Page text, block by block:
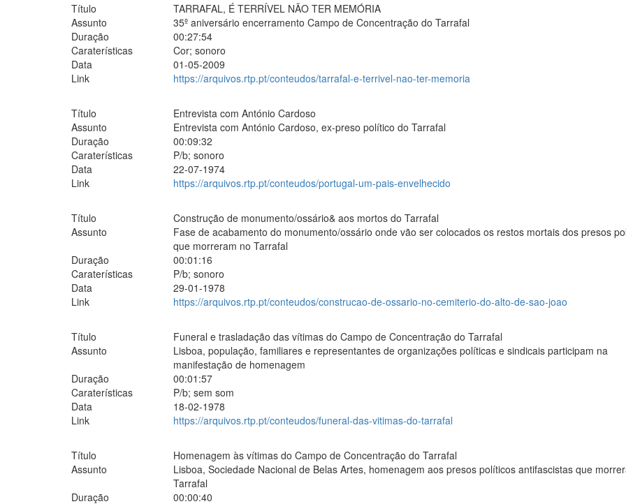
Título
TARRAFAL, É TERRÍVEL NÃO TER MEMÓRIA
Assunto
35º aniversário encerramento Campo de Concentração do Tarrafal
Duração
00:27:54
Caraterísticas
Cor; sonoro
Data
01-05-2009
Link
https://arquivos.rtp.pt/conteudos/tarrafal-e-terrivel-nao-ter-memoria
Título
Entrevista com António Cardoso
Assunto
Entrevista com António Cardoso, ex-preso político do Tarrafal
Duração
00:09:32
Caraterísticas
P/b; sonoro
Data
22-07-1974
Link
https://arquivos.rtp.pt/conteudos/portugal-um-pais-envelhecido
Título
Construção de monumento/ossário& aos mortos do Tarrafal
Assunto
Fase de acabamento do monumento/ossário onde vão ser colocados os restos mortais dos presos
que morreram no Tarrafal
Duração
00:01:16
Caraterísticas
P/b; sonoro
Data
29-01-1978
Link
https://arquivos.rtp.pt/conteudos/construcao-de-ossario-no-cemiterio-do-alto-de-sao-joao
Título
Funeral e trasladação das vítimas do Campo de Concentração do Tarrafal
Assunto
Lisboa, população, familiares e representantes de organizações políticas e sindicais participam na
manifestação de homenagem
Duração
00:01:57
Caraterísticas
P/b; sem som
Data
18-02-1978
Link
https://arquivos.rtp.pt/conteudos/funeral-das-vitimas-do-tarrafal
Título
Homenagem às vítimas do Campo de Concentração do Tarrafal
Assunto
Lisboa, Sociedade Nacional de Belas Artes, homenagem aos presos políticos antifascistas que
Tarrafal
Duração
00:00:40